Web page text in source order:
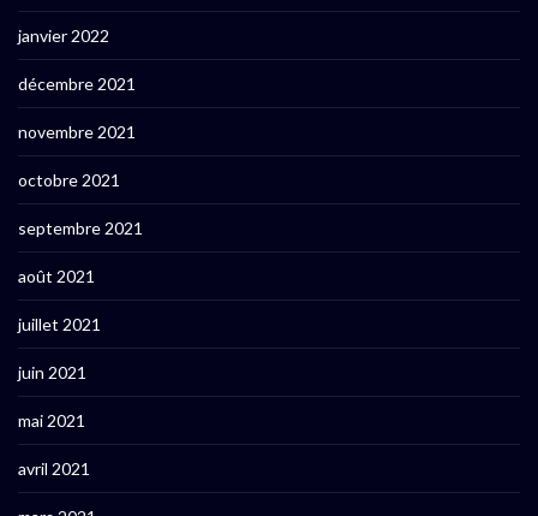
janvier 2022
décembre 2021
novembre 2021
octobre 2021
septembre 2021
août 2021
juillet 2021
juin 2021
mai 2021
avril 2021